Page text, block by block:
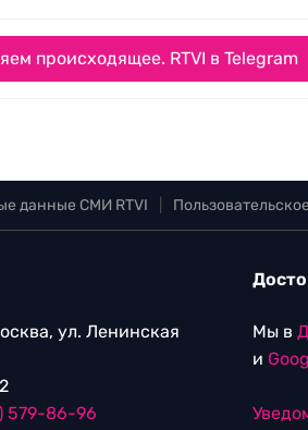
происходящее. RTVI в Telegram
данные СМИ RTVI
ул. Ленинская
579-86-96
Мы в
и